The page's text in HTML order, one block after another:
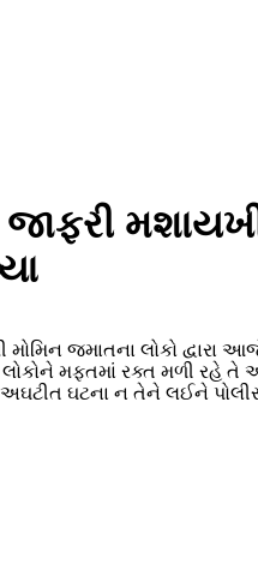
મશાયખી
જમાતના લોકો દ્વારા
મફતમાં રક્ત મળી રહે
ઘટના ન તેને લઈને પોલીસ